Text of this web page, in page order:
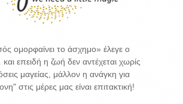
ομορφαίνει το άσχημο» έλεγε ο
επειδή η ζωή δεν αντέχεται χωρίς
μαγείας, μάλλον η ανάγκη για
στις μέρες μας είναι επιτακτική!